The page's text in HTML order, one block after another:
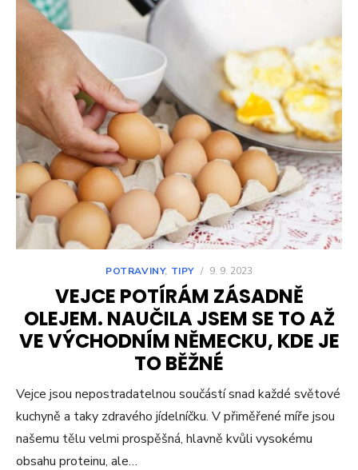
POTRAVINY, TIPY / 9. 9. 2023
VEJCE POTÍRÁM ZÁSADNĚ
OLEJEM. NAUČILA JSEM SE TO AŽ
VE VÝCHODNÍM NĚMECKU, KDE JE
TO BĚŽNÉ
Vejce jsou nepostradatelnou součástí snad každé světové
kuchyně a taky zdravého jídelníčku. V přiměřené míře jsou
našemu tělu velmi prospěšná, hlavně kvůli vysokému
obsahu proteinu, ale…